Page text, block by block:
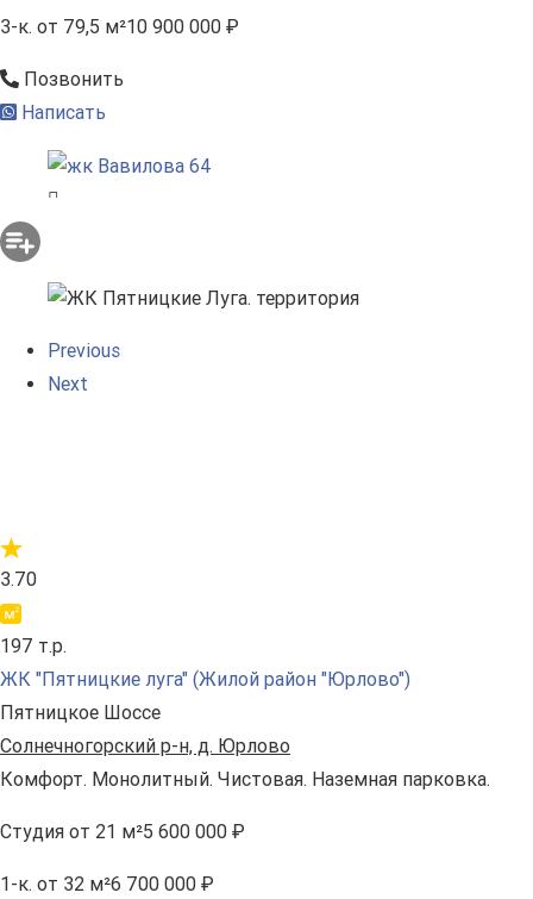
3-к. от 79,5 м²10 900 000 ₽
Позвонить
Написать
Previous
Next
3.70
197 т.р.
ЖК "Пятницкие луга" (Жилой район "Юрлово")
Пятницкое Шоссе
Солнечногорский р-н, д. Юрлово
Комфорт. Монолитный. Чистовая. Наземная парковка.
Студия от 21 м²5 600 000 ₽
1-к. от 32 м²6 700 000 ₽